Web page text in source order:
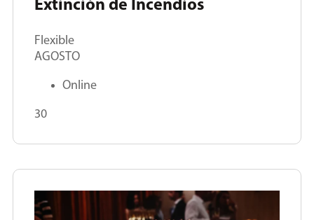
Extinción de Incendios
Flexible
AGOSTO
Online
30